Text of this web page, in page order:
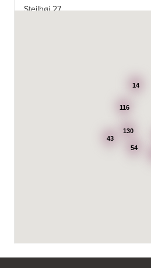
Stejlhøj 27
130
116
43
54
14